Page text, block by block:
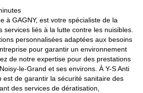
à GAGNY, est votre spécialiste de la
services liés à la lutte contre les nuisibles.
personnalisées adaptées aux besoins
pour garantir un environnement
de notre expertise pour des prestations
le-Grand et ses environs. À Y-S Anti
est de garantir la sécurité sanitaire des
des services de dératisation,